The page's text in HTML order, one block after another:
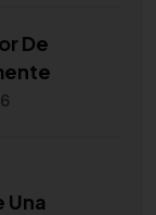
De
Una